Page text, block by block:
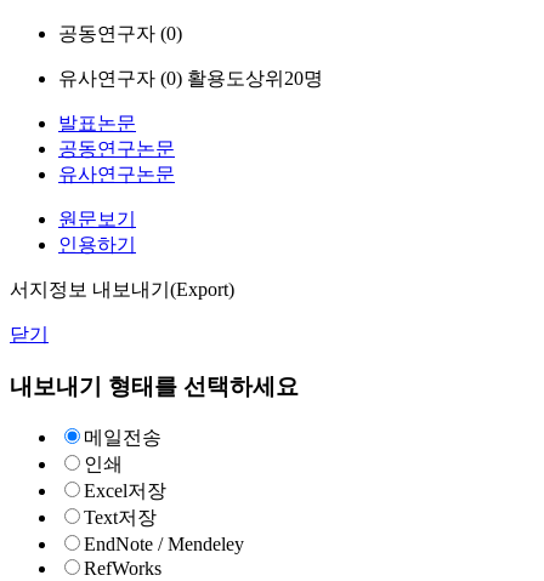
공동연구자 (0)
유사연구자 (0) 활용도상위20명
발표논문
공동연구논문
유사연구논문
원문보기
인용하기
서지정보 내보내기(Export)
닫기
내보내기 형태를 선택하세요
메일전송
인쇄
Excel저장
Text저장
EndNote / Mendeley
RefWorks